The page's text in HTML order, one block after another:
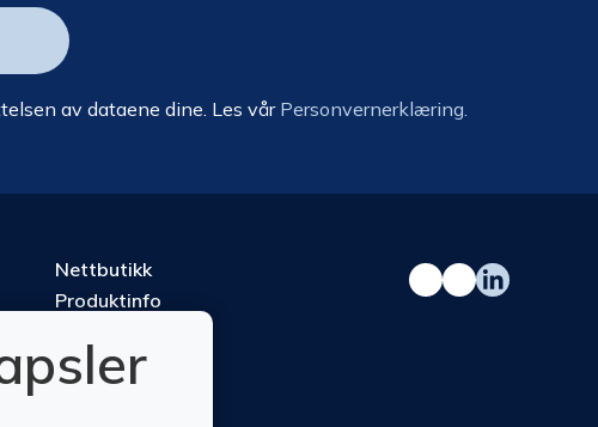
av dataene dine. Les vår Personvernerklæring.
Nettbutikk
Produktinfo
Om oss